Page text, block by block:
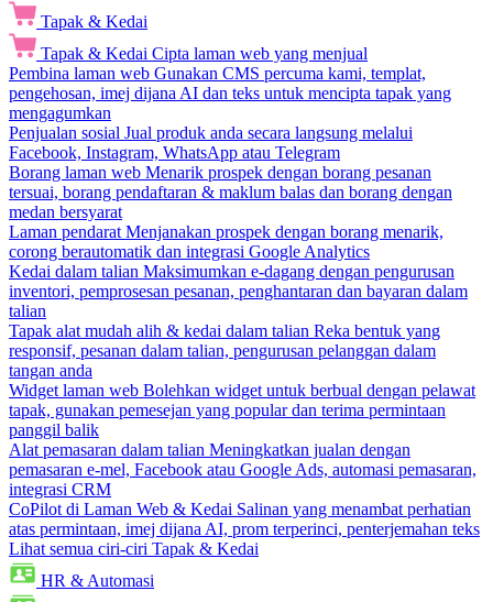
Tapak & Kedai
Tapak & Kedai Cipta laman web yang menjual
Pembina laman web Gunakan CMS percuma kami, templat,
pengehosan, imej dijana AI dan teks untuk mencipta tapak yang
mengagumkan
Penjualan sosial Jual produk anda secara langsung melalui
Facebook, Instagram, WhatsApp atau Telegram
Borang laman web Menarik prospek dengan borang pesanan
tersuai, borang pendaftaran & maklum balas dan borang dengan
medan bersyarat
Laman pendarat Menjanakan prospek dengan borang menarik,
corong berautomatik dan integrasi Google Analytics
Kedai dalam talian Maksimumkan e-dagang dengan pengurusan
inventori, pemprosesan pesanan, penghantaran dan bayaran dalam
talian
Tapak alat mudah alih & kedai dalam talian Reka bentuk yang
responsif, pesanan dalam talian, pengurusan pelanggan dalam
tangan anda
Widget laman web Bolehkan widget untuk berbual dengan pelawat
tapak, gunakan pemesejan yang popular dan terima permintaan
panggil balik
Alat pemasaran dalam talian Meningkatkan jualan dengan
pemasaran e-mel, Facebook atau Google Ads, automasi pemasaran,
integrasi CRM
CoPilot di Laman Web & Kedai Salinan yang menambat perhatian
atas permintaan, imej dijana AI, prom terperinci, penterjemahan teks
Lihat semua ciri-ciri Tapak & Kedai
HR & Automasi